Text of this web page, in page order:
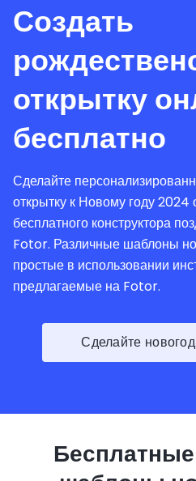
Создать
открытку
бесплатно
Сделайте
открытку к Новому году
бесплатного конструктора
Fotor. Различные шаблоны
простые в использовании
предлагаемые на Fotor.
Сделайте